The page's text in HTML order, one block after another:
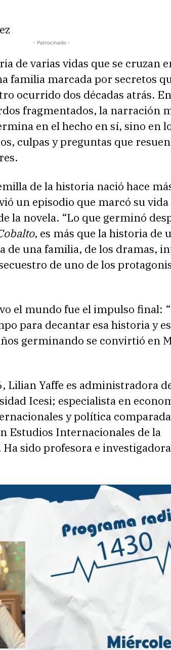
- Patrocinado -
de varias vidas que se cruzan
familia marcada por secretos
ocurrido dos décadas atrás.
fragmentados, la narración
en el hecho en sí, sino en
culpas y preguntas que
de la historia nació hace
un episodio que marcó su vida
la novela. “Lo que germinó
, es más que la historia de
de una familia, de los dramas,
de uno de los
el mundo fue el impulso final:
para decantar esa historia y
germinando se convirtió en
Lilian Yaffe es administradora
Icesi; especialista en
y política
Estudios Internacionales de la
sido profesora e